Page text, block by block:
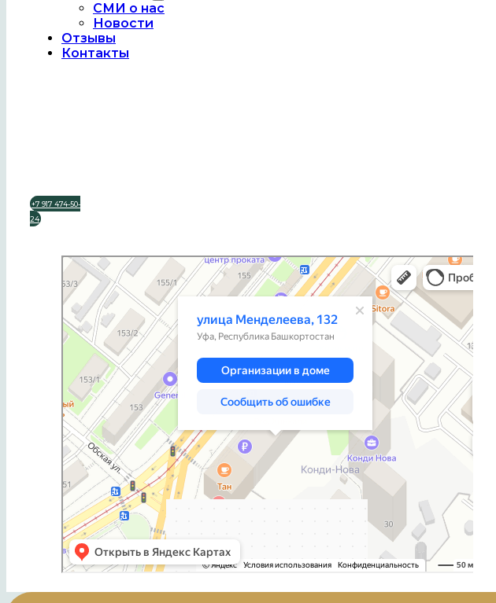
СМИ о нас
Новости
Отзывы
Контакты
+7 917 474-50-
24
Уфа
Улица Менделеева, 132 — Яндекс Карты